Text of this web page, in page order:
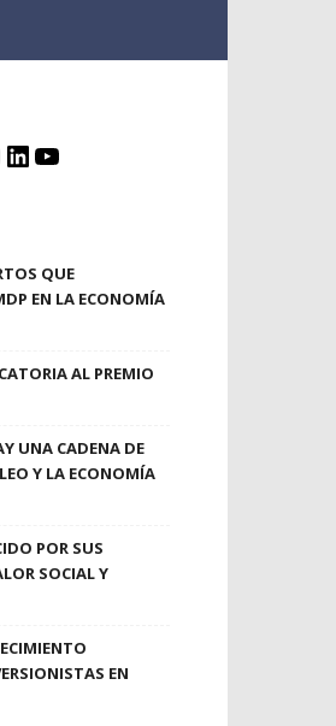
LinkedIn
YouTube
QUE
EN LA ECONOMÍA
AL PREMIO
UNA CADENA DE
Y LA ECONOMÍA
POR SUS
SOCIAL Y
EN